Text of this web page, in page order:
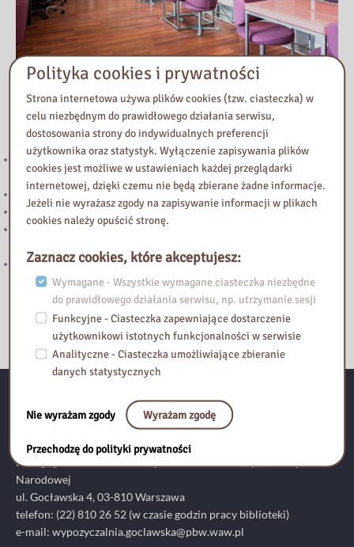
Przeczytaj
221. Kierunek STEAM: rozwój strefy multimedialnej w Bibliotece
Pedagogicznej w Żyrardowie
Powstanie Warszawskie 1944
Nowy wpis na blogu „Biblioteka Vintage”
„Halo! Tu Mazowsze” – podcast Samorządu Województwa
Zapraszamy do lektury nowego wpisu na blogu Biblioteka Vintage!
Kontakt:
Pedagogiczna Biblioteka Wojewódzka im. Komisji Edukacji
Narodowej
ul. Gocławska 4, 03-810 Warszawa
telefon: (22) 810 26 52 (w czasie godzin pracy biblioteki)
e-mail: wypozyczalnia.goclawska@pbw.waw.pl
Polityka cookies i prywatności
Strona internetowa używa plików cookies (tzw. ciasteczka) w
celu niezbędnym do prawidłowego działania serwisu,
dostosowania strony do indywidualnych preferencji
użytkownika oraz statystyk. Wyłączenie zapisywania plików
cookies jest możliwe w ustawieniach każdej przeglądarki
internetowej, dzięki czemu nie będą zbierane żadne informacje.
Jeżeli nie wyrażasz zgody na zapisywanie informacji w plikach
cookies należy opuścić stronę.
Zaznacz cookies, które akceptujesz:
Wymagane - Wszystkie wymagane ciasteczka niezbędne
do prawidłowego działania serwisu, np. utrzymanie sesji
Funkcyjne - Ciasteczka zapewniające dostarczenie
użytkownikowi istotnych funkcjonalności w serwisie
Analityczne - Ciasteczka umożliwiające zbieranie
danych statystycznych
Nie wyrażam zgody Wyrażam zgodę
Przechodzę do polityki prywatności